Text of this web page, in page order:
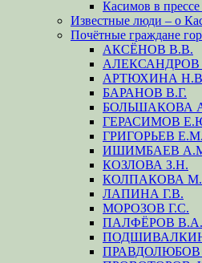
Касимов в
Известные люди – о
Почётные граждане
АКСЁНОВ В.В.
АЛЕКСАНДРОВ
АРТЮХИНА
БАРАНОВ В.Г.
БОЛЬШАКОВА
ГЕРАСИМОВ
ГРИГОРЬЕВ Е.М.
ИШИМБАЕВ
КОЗЛОВА З.Н.
КОЛПАКОВА
ЛАПИНА Г.В.
МОРОЗОВ Г.С.
ПАЛФЁРОВ В.А.
ПРАВДОЛЮБОВ